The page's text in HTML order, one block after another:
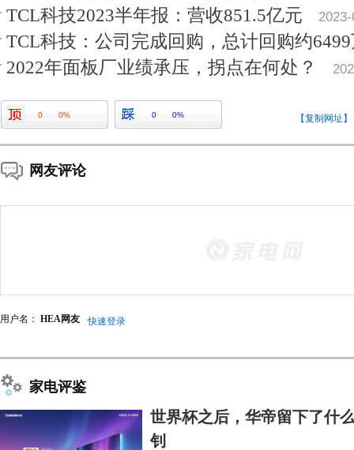
TCL科技2023半年报：营收851.5亿元
TCL科技：公司完成回购，总计回购约
2022年面板厂业绩承压，拐点在何处？
0 0% 0 0% 【复制网址】
网友评论
用户名： HEA网友 快速登录
家电评鉴
世界杯之后，华帝留下了什
钊